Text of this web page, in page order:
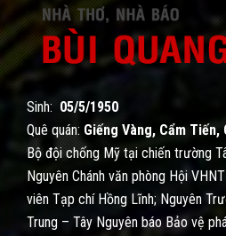
Sinh: 05/5/1950
Quê quán: Giếng Vàng, Cẩm Tiến,
Bộ đội chống Mỹ tại chiến trường
Nguyên Chánh văn phòng Hội
viên Tạp chí Hồng Lĩnh; Nguyên
Trung – Tây Nguyên báo Bảo vệ